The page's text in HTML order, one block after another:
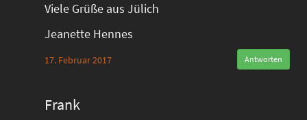
Viele Grüße aus Jülich
Jeanette Hennes
17. Februar 2017 Antworten
Frank